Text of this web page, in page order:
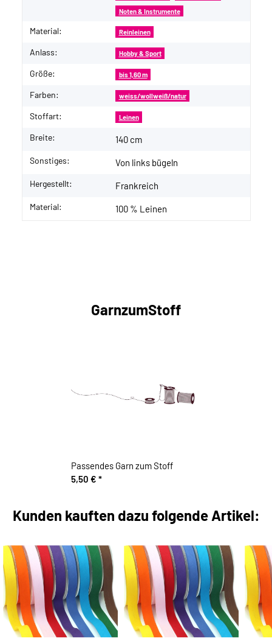
Noten & Instrumente
Material: Reinleinen
Anlass: Hobby & Sport
Größe: bis 1,60 m
Farben: weiss/wollweiß/natur
Stoffart: Leinen
Breite: 140 cm
Sonstiges: Von links bügeln
Hergestellt: Frankreich
Material: 100 % Leinen
GarnzumStoff
Passendes Garn zum Stoff
5,50 € *
Kunden kauften dazu folgende Artikel: